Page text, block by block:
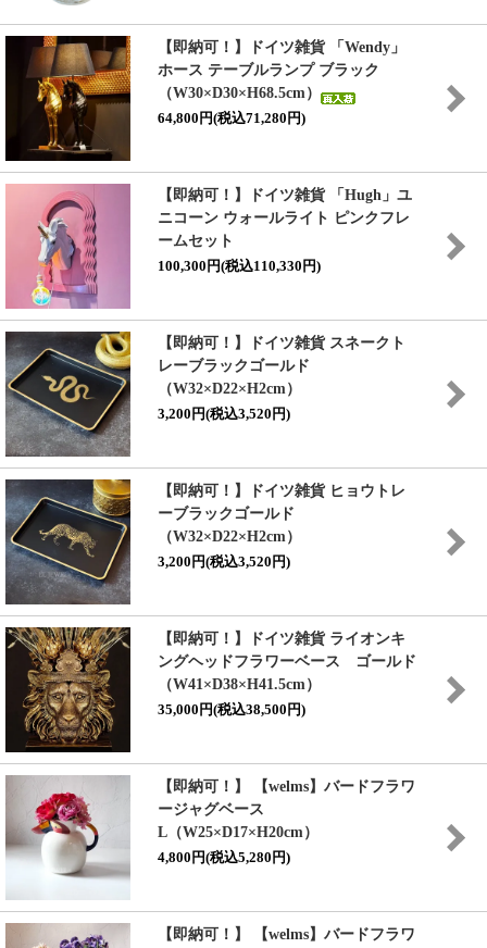
【即納可！】ドイツ雑貨 「Wendy」
ホース テーブルランプ ブラック
（W30×D30×H68.5cm）
64,800円(税込71,280円)
【即納可！】ドイツ雑貨 「Hugh」ユ
ニコーン ウォールライト ピンクフレ
ームセット
100,300円(税込110,330円)
【即納可！】ドイツ雑貨 スネークト
レーブラックゴールド
（W32×D22×H2cm）
3,200円(税込3,520円)
【即納可！】ドイツ雑貨 ヒョウトレ
ーブラックゴールド
（W32×D22×H2cm）
3,200円(税込3,520円)
【即納可！】ドイツ雑貨 ライオンキ
ングヘッドフラワーベース ゴールド
（W41×D38×H41.5cm）
35,000円(税込38,500円)
【即納可！】 【welms】バードフラワ
ージャグベース
L（W25×D17×H20cm）
4,800円(税込5,280円)
【即納可！】 【welms】バードフラワ